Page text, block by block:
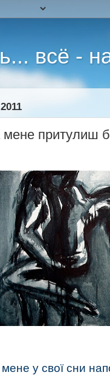
всё -
мене притулиш
мене у свої сни